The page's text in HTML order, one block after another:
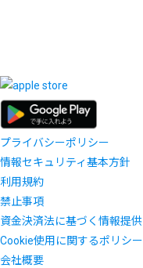
プライバシーポリシー
情報セキュリティ基本方針
利用規約
禁止事項
資金決済法に基づく情報提供
Cookie使用に関するポリシー
会社概要